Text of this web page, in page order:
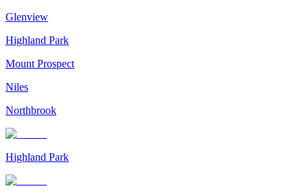
Glenview
Highland Park
Mount Prospect
Niles
Northbrook
Highland Park